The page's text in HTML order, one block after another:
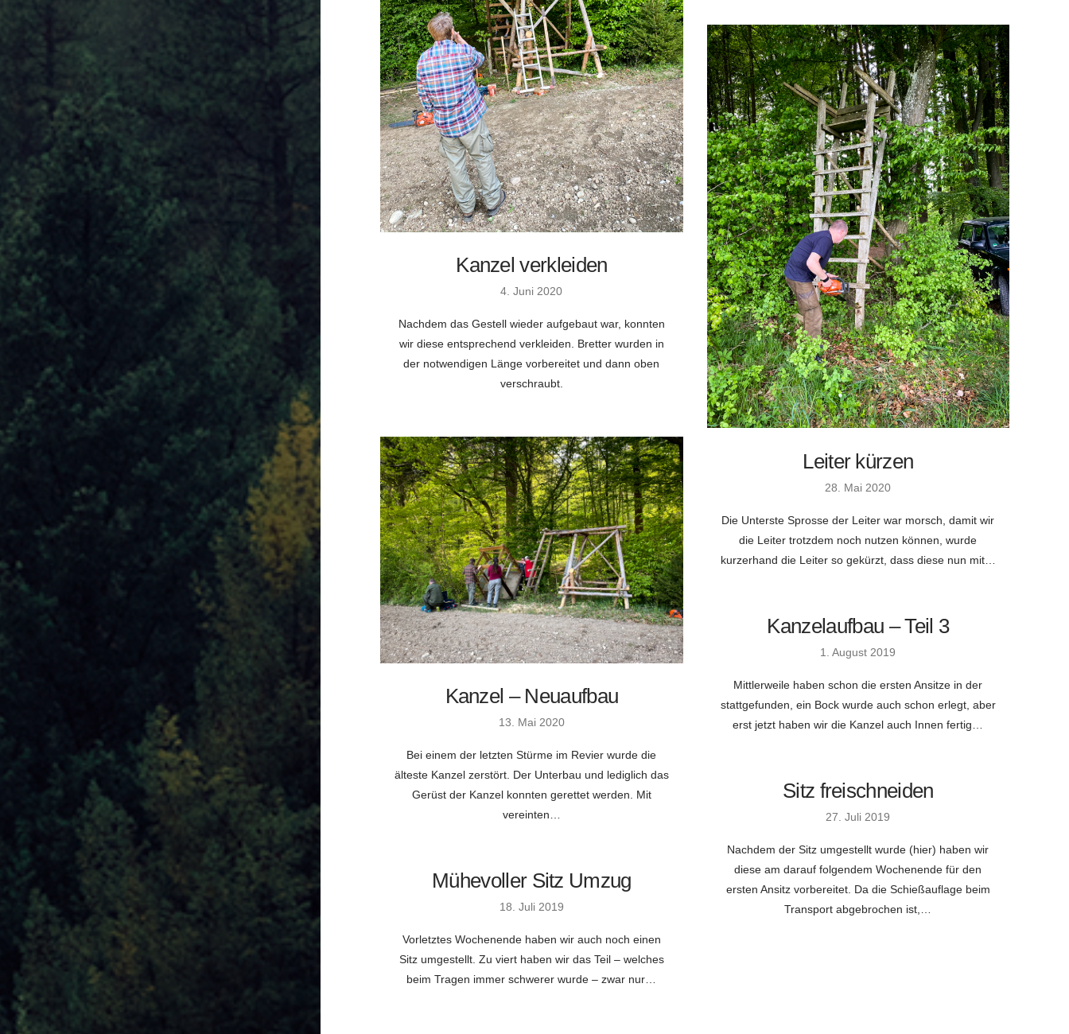
Kanzel verkleiden
4. Juni 2020
Nachdem das Gestell wieder aufgebaut war, konnten
wir diese entsprechend verkleiden. Bretter wurden in
der notwendigen Länge vorbereitet und dann oben
verschraubt.
Leiter kürzen
28. Mai 2020
Die Unterste Sprosse der Leiter war morsch, damit wir
die Leiter trotzdem noch nutzen können, wurde
kurzerhand die Leiter so gekürzt, dass diese nun mit…
Kanzel – Neuaufbau
13. Mai 2020
Bei einem der letzten Stürme im Revier wurde die
älteste Kanzel zerstört. Der Unterbau und lediglich das
Gerüst der Kanzel konnten gerettet werden. Mit
vereinten…
Kanzelaufbau – Teil 3
1. August 2019
Mittlerweile haben schon die ersten Ansitze in der
stattgefunden, ein Bock wurde auch schon erlegt, aber
erst jetzt haben wir die Kanzel auch Innen fertig…
Sitz freischneiden
27. Juli 2019
Nachdem der Sitz umgestellt wurde (hier) haben wir
diese am darauf folgendem Wochenende für den
ersten Ansitz vorbereitet. Da die Schießauflage beim
Transport abgebrochen ist,…
Mühevoller Sitz Umzug
18. Juli 2019
Vorletztes Wochenende haben wir auch noch einen
Sitz umgestellt. Zu viert haben wir das Teil – welches
beim Tragen immer schwerer wurde – zwar nur…